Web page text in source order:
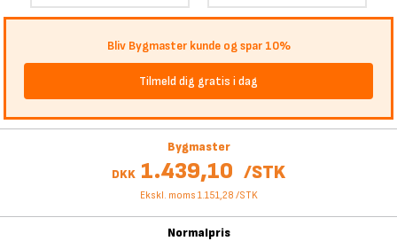
Bliv Bygmaster kunde og spar 10%
Tilmeld dig gratis i dag
Bygmaster
DKK 1.439,10 /STK
Ekskl. moms 1.151,28 /STK
Normalpris